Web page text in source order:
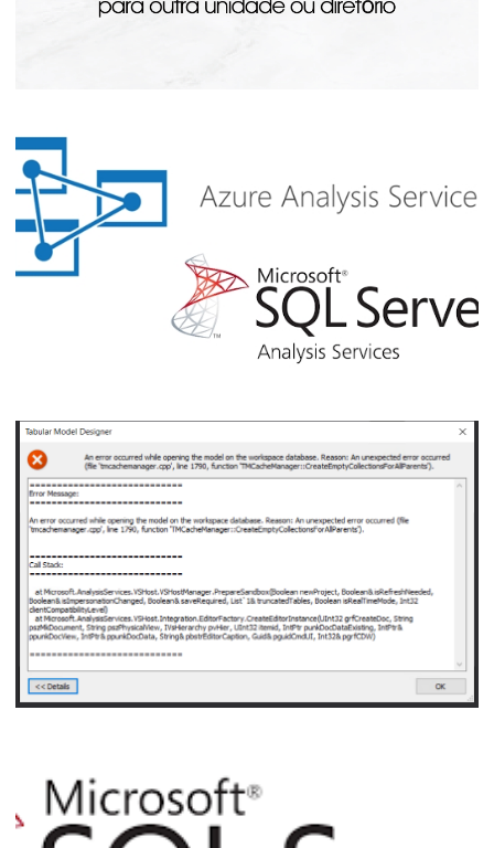
e databases para outro disco ou diretório
20 de julho de 2023
Como aprender SQL / Azure Analysis
Services (SAAS / AAS) sem pagar nada –
DE GRAÇA!
21 de setembro de 2021 5 min de leitura
model on the workspace database. Reason:
error occurred (file 'tmcachemanager.cpp',